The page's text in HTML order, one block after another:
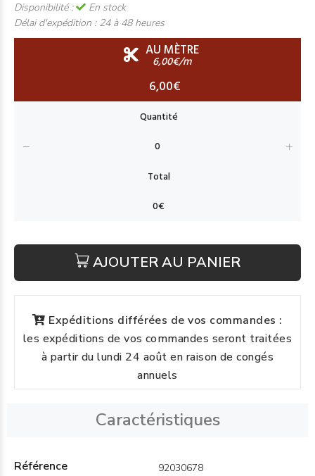
Disponibilité :
En stock
Délai d'expédition : 24 à 48 heures
AU MÈTRE
6,00€/m
6,00€
AJOUTER AU PANIER
Expéditions différées de vos commandes :
les expéditions de vos commandes seront traitées
à partir du lundi 24 août en raison de congés
annuels
Caractéristiques
Référence 92030678